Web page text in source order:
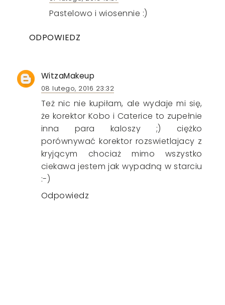
Pastelowo i wiosennie :)
ODPOWIEDZ
WitzaMakeup
08 lutego, 2016 23:32
Też nic nie kupiłam, ale wydaje mi się,
że korektor Kobo i Caterice to zupełnie
inna para kaloszy ;) ciężko
porównywać korektor rozswietlajacy z
kryjącym chociaż mimo wszystko
ciekawa jestem jak wypadną w starciu
:-)
Odpowiedz